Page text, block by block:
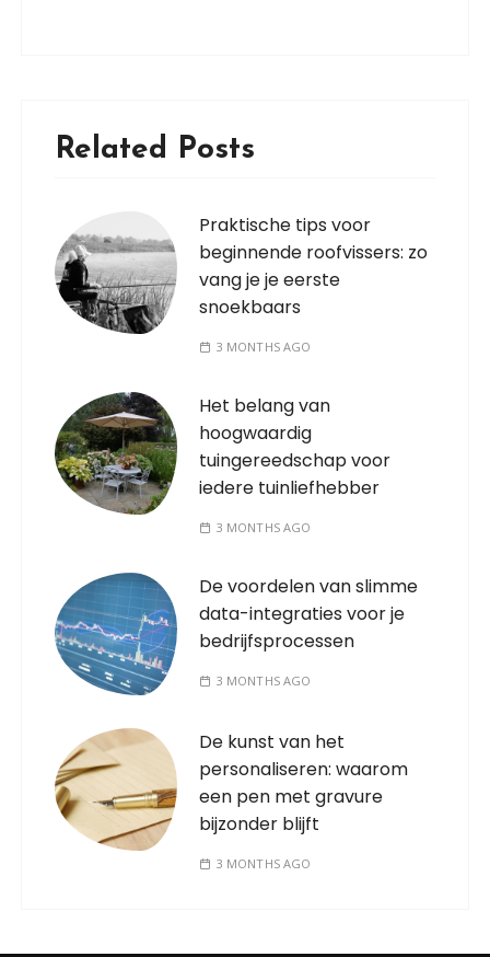
Related Posts
Praktische tips voor
beginnende roofvissers: zo
vang je je eerste
snoekbaars
3 MONTHS AGO
Het belang van
hoogwaardig
tuingereedschap voor
iedere tuinliefhebber
3 MONTHS AGO
De voordelen van slimme
data-integraties voor je
bedrijfsprocessen
3 MONTHS AGO
De kunst van het
personaliseren: waarom
een pen met gravure
bijzonder blijft
3 MONTHS AGO